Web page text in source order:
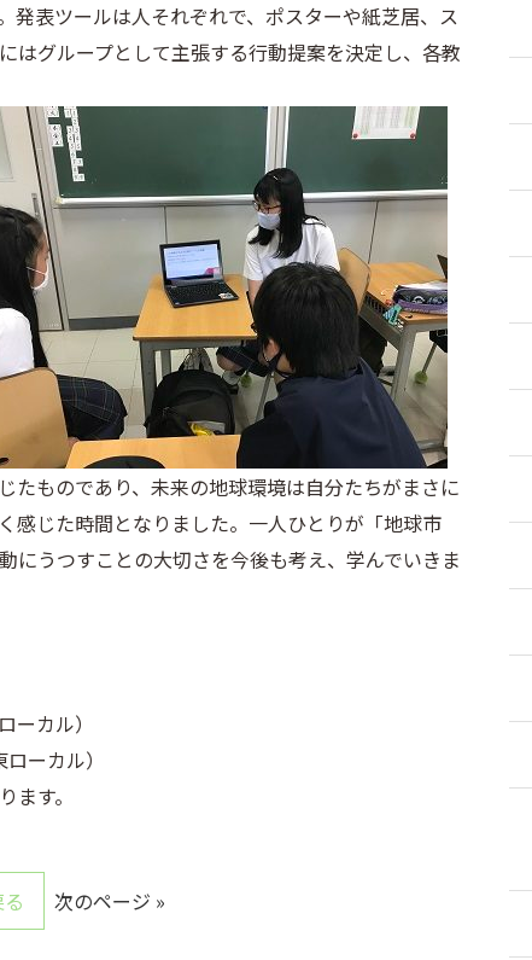
発表ツールは人それぞれで、ポスターや紙芝居、ス
はグループとして主張する行動提案を決定し、各教
たものであり、未来の地球環境は自分たちがまさに
感じた時間となりました。一人ひとりが「地球市
にうつすことの大切さを今後も考え、学んでいきま
カル）
ローカル）
す。
次のページ »